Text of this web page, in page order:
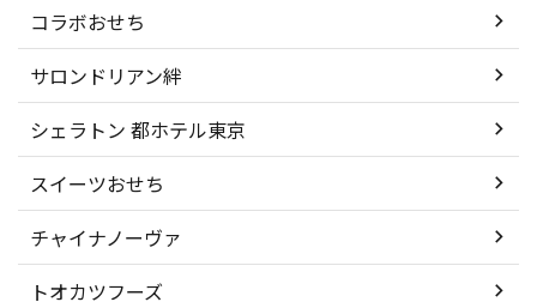
コラボおせち
サロンドリアン絆
シェラトン 都ホテル東京
スイーツおせち
チャイナノーヴァ
トオカツフーズ